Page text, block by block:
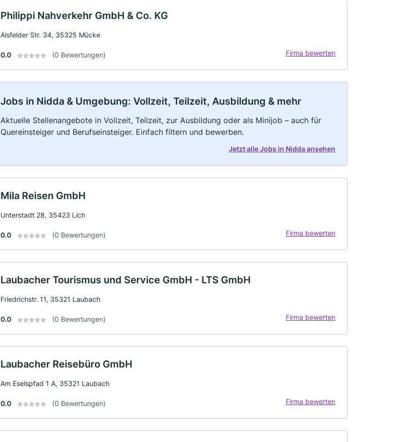
Philippi Nahverkehr GmbH & Co. KG
Alsfelder Str. 34, 35325 Mücke
0.0 (0 Bewertungen) Firma bewerten
Jobs in Nidda & Umgebung: Vollzeit, Teilzeit, Ausbildung & mehr
Aktuelle Stellenangebote in Vollzeit, Teilzeit, zur Ausbildung oder als Minijob – auch für
Quereinsteiger und Berufseinsteiger. Einfach filtern und bewerben.
Jetzt alle Jobs in Nidda ansehen
Mila Reisen GmbH
Unterstadt 28, 35423 Lich
0.0 (0 Bewertungen) Firma bewerten
Laubacher Tourismus und Service GmbH - LTS GmbH
Friedrichstr. 11, 35321 Laubach
0.0 (0 Bewertungen) Firma bewerten
Laubacher Reisebüro GmbH
Am Eselspfad 1 A, 35321 Laubach
0.0 (0 Bewertungen) Firma bewerten